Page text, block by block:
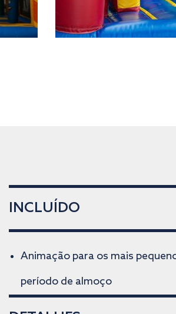
INCLUÍDO
Animação para os mais
período de almoço